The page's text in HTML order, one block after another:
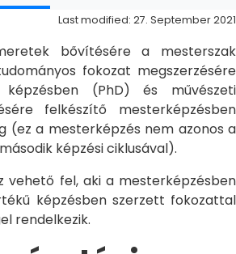
Last modified: 27. September 2021
bővítésére a mesterszak
fokozat megszerzésére
(PhD) és művészeti
felkészítő mesterképzésben
(ez a mesterképzés nem azonos a
képzési ciklusával).
vehető fel, aki a mesterképzésben
képzésben szerzett fokozattal
rendelkezik.